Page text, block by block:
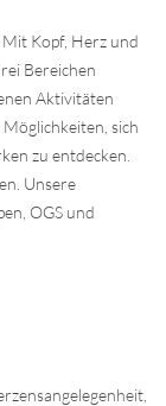
Kopf, Herz und
Bereichen
Aktivitäten
sich
zu entdecken.
Unsere
OGS und